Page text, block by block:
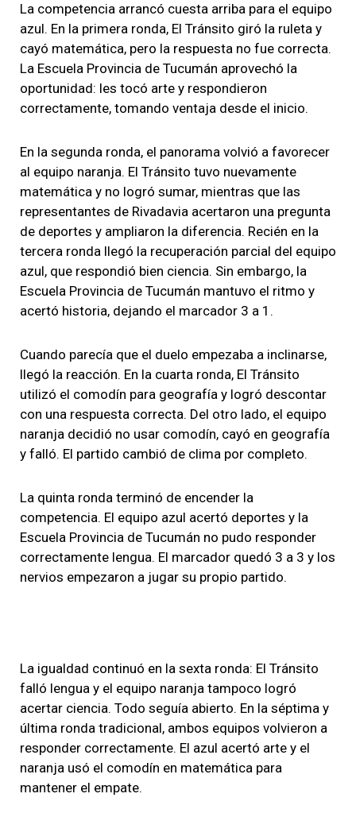
La competencia arrancó cuesta arriba para el equipo
azul. En la primera ronda, El Tránsito giró la ruleta y
cayó matemática, pero la respuesta no fue correcta.
La Escuela Provincia de Tucumán aprovechó la
oportunidad: les tocó arte y respondieron
correctamente, tomando ventaja desde el inicio.
En la segunda ronda, el panorama volvió a favorecer
al equipo naranja. El Tránsito tuvo nuevamente
matemática y no logró sumar, mientras que las
representantes de Rivadavia acertaron una pregunta
de deportes y ampliaron la diferencia. Recién en la
tercera ronda llegó la recuperación parcial del equipo
azul, que respondió bien ciencia. Sin embargo, la
Escuela Provincia de Tucumán mantuvo el ritmo y
acertó historia, dejando el marcador 3 a 1.
Cuando parecía que el duelo empezaba a inclinarse,
llegó la reacción. En la cuarta ronda, El Tránsito
utilizó el comodín para geografía y logró descontar
con una respuesta correcta. Del otro lado, el equipo
naranja decidió no usar comodín, cayó en geografía
y falló. El partido cambió de clima por completo.
La quinta ronda terminó de encender la
competencia. El equipo azul acertó deportes y la
Escuela Provincia de Tucumán no pudo responder
correctamente lengua. El marcador quedó 3 a 3 y los
nervios empezaron a jugar su propio partido.
La igualdad continuó en la sexta ronda: El Tránsito
falló lengua y el equipo naranja tampoco logró
acertar ciencia. Todo seguía abierto. En la séptima y
última ronda tradicional, ambos equipos volvieron a
responder correctamente. El azul acertó arte y el
naranja usó el comodín en matemática para
mantener el empate.